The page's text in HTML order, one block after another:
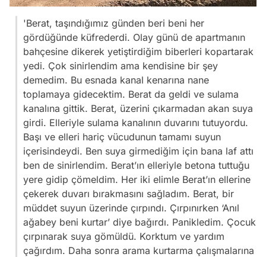
'Berat, taşındığımız günden beri beni her
gördüğünde küfrederdi. Olay günü de apartmanın
bahçesine dikerek yetiştirdiğim biberleri kopartarak
yedi. Çok sinirlendim ama kendisine bir şey
demedim. Bu esnada kanal kenarına nane
toplamaya gidecektim. Berat da geldi ve sulama
kanalına gittik. Berat, üzerini çıkarmadan akan suya
girdi. Elleriyle sulama kanalının duvarını tutuyordu.
Başı ve elleri hariç vücudunun tamamı suyun
içerisindeydi. Ben suya girmediğim için bana laf attı
ben de sinirlendim. Berat’ın elleriyle betona tuttuğu
yere gidip çömeldim. Her iki elimle Berat’ın ellerine
çekerek duvarı bırakmasını sağladım. Berat, bir
müddet suyun üzerinde çırpındı. Çırpınırken ‘Anıl
ağabey beni kurtar’ diye bağırdı. Panikledim. Çocuk
çırpınarak suya gömüldü. Korktum ve yardım
çağırdım. Daha sonra arama kurtarma çalışmalarına